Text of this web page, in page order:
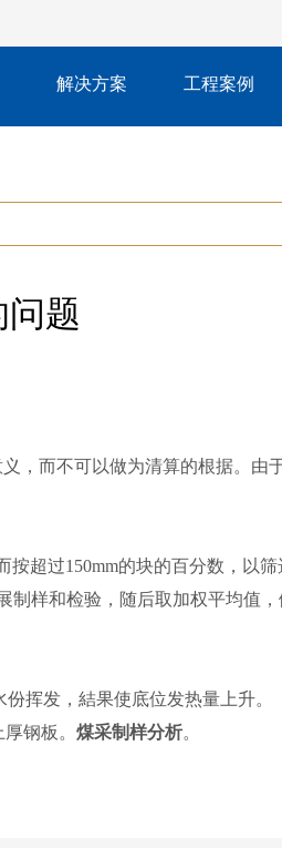
解决方案 工程案例
题
而不可以做为清算的根据。由
过150mm的块的百分数，以
样和检验，随后取加权平均值，
挥发，結果使底位发热量上升。
钢板。 煤采制样分析。